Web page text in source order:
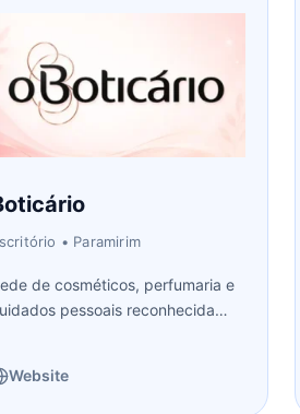
• Paramirim
de cosméticos, perfumaria e
pessoais reconhecida
Website